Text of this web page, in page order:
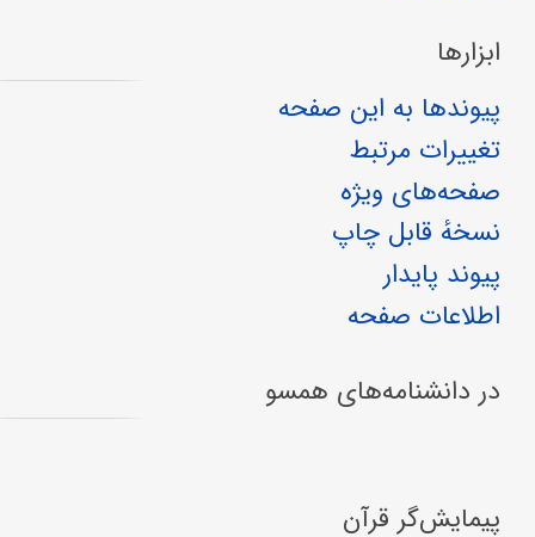
ابزارها
پیوندها به این صفحه
تغییرات مرتبط
صفحه‌های ویژه
نسخهٔ قابل چاپ
پیوند پایدار
اطلاعات صفحه
در دانشنامه‌های همسو
پیمایش‌گر قرآن